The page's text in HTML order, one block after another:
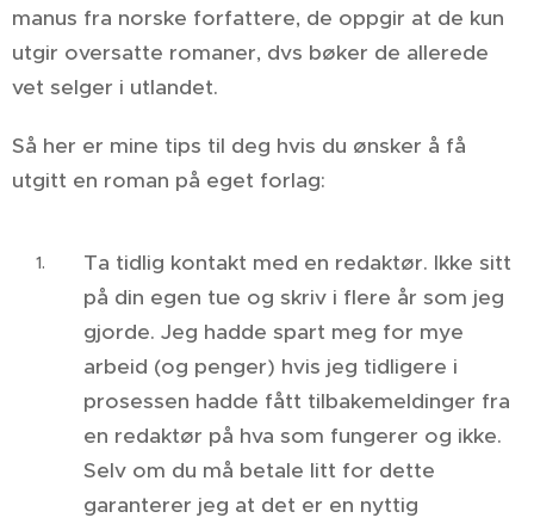
manus fra norske forfattere, de oppgir at de kun
utgir oversatte romaner, dvs bøker de allerede
vet selger i utlandet.
Så her er mine tips til deg hvis du ønsker å få
utgitt en roman på eget forlag:
Ta tidlig kontakt med en redaktør. Ikke sitt
på din egen tue og skriv i flere år som jeg
gjorde. Jeg hadde spart meg for mye
arbeid (og penger) hvis jeg tidligere i
prosessen hadde fått tilbakemeldinger fra
en redaktør på hva som fungerer og ikke.
Selv om du må betale litt for dette
garanterer jeg at det er en nyttig